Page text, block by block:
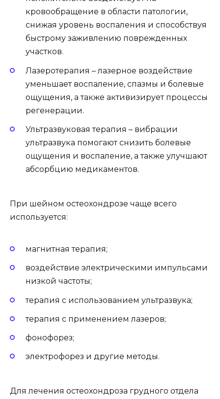
кровообращение в области патологии,
снижая уровень воспаления и способствуя
быстрому заживлению поврежденных
участков.
Лазеротерапия – лазерное воздействие
уменьшает воспаление, спазмы и болевые
ощущения, а также активизирует процессы
регенерации.
Ультразвуковая терапия – вибрации
ультразвука помогают снизить болевые
ощущения и воспаление, а также улучшают
абсорбцию медикаментов.
При шейном остеохондрозе чаще всего
используется:
магнитная терапия;
воздействие электрическими импульсами
низкой частоты;
терапия с использованием ультразвука;
терапия с применением лазеров;
фонофорез;
электрофорез и другие методы.
Для лечения остеохондроза грудного отдела